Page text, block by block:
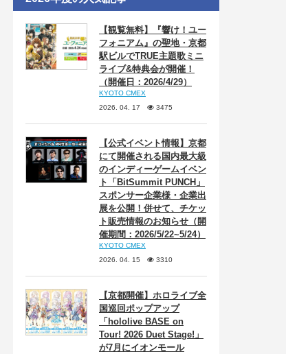
【観覧無料】『響け！ユー
フォニアム』の聖地・京都
駅ビルでTRUE主題歌ミニ
ライブ&特典会が開催！
（開催日：2026/4/29）
KYOTO CMEX
2026. 04. 17
3475
【公式イベント情報】京都
にて開催される国内最大級
のインディーゲームイベン
ト「BitSummit PUNCH」
スポンサー企業様・企業出
展を公開！併せて、チケッ
ト販売情報のお知らせ（開
催期間：2026/5/22~5/24）
KYOTO CMEX
2026. 04. 15
3310
【京都開催】ホロライブ全
国巡回ポップアップ
「hololive BASE on
Tour! 2026 Duet Stage!」
が7月にイオンモール